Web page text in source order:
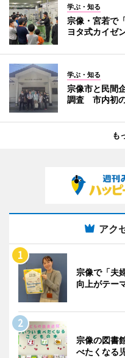
学ぶ・知る
宗像・宮若で
ヨタ式カイゼ
学ぶ・知る
宗像市と民間
調査 市内初
も
アク
宗像で「夫
向上がテー
宗像の図書
べたくなる